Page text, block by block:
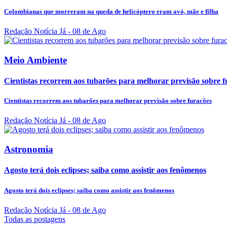
Colombianas que morreram na queda de helicóptero eram avó, mãe e filha
Redação Notícia Já - 08 de Ago
Meio Ambiente
Cientistas recorrem aos tubarões para melhorar previsão sobre
Cientistas recorrem aos tubarões para melhorar previsão sobre furacões
Redação Notícia Já - 08 de Ago
Astronomia
Agosto terá dois eclipses; saiba como assistir aos fenômenos
Agosto terá dois eclipses; saiba como assistir aos fenômenos
Redação Notícia Já - 08 de Ago
Todas as postagens